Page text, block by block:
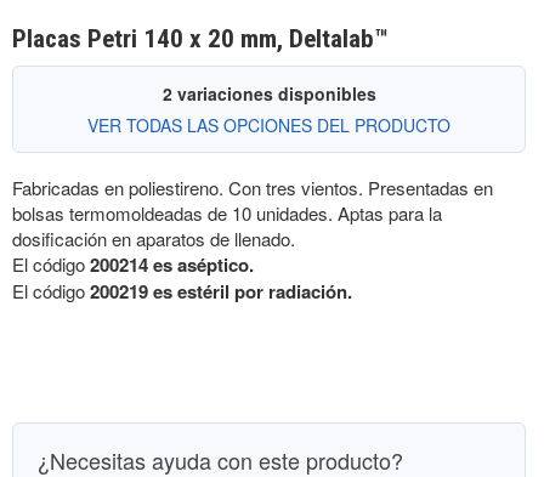
Placas Petri 140 x 20 mm, Deltalab™
2 variaciones disponibles
VER TODAS LAS OPCIONES DEL PRODUCTO
Fabricadas en poliestireno. Con tres vientos. Presentadas en
bolsas termomoldeadas de 10 unidades. Aptas para la
dosificación en aparatos de llenado.
El código200214 es aséptico.
El código200219 es estéril por radiación.
¿Necesitas ayuda con este producto?